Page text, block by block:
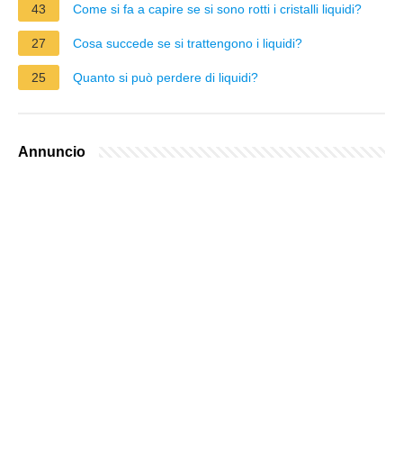
43 Come si fa a capire se si sono rotti i cristalli liquidi?
27 Cosa succede se si trattengono i liquidi?
25 Quanto si può perdere di liquidi?
Annuncio